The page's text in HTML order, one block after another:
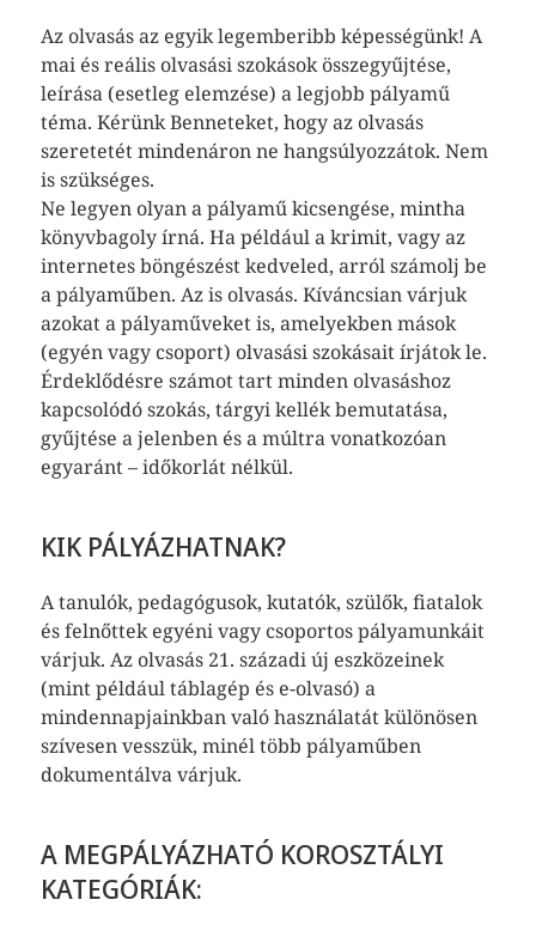
Az olvasás az egyik legemberibb képességünk! A
mai és reális olvasási szokások összegyűjtése,
leírása (esetleg elemzése) a legjobb pályamű
téma. Kérünk Benneteket, hogy az olvasás
szeretetét mindenáron ne hangsúlyozzátok. Nem
is szükséges.
Ne legyen olyan a pályamű kicsengése, mintha
könyvbagoly írná. Ha például a krimit, vagy az
internetes böngészést kedveled, arról számolj be
a pályaműben. Az is olvasás. Kíváncsian várjuk
azokat a pályaműveket is, amelyekben mások
(egyén vagy csoport) olvasási szokásait írjátok le.
Érdeklődésre számot tart minden olvasáshoz
kapcsolódó szokás, tárgyi kellék bemutatása,
gyűjtése a jelenben és a múltra vonatkozóan
egyaránt – időkorlát nélkül.
KIK PÁLYÁZHATNAK?
A tanulók, pedagógusok, kutatók, szülők, fiatalok
és felnőttek egyéni vagy csoportos pályamunkáit
várjuk. Az olvasás 21. századi új eszközeinek
(mint például táblagép és e-olvasó) a
mindennapjainkban való használatát különösen
szívesen vesszük, minél több pályaműben
dokumentálva várjuk.
A MEGPÁLYÁZHATÓ KOROSZTÁLYI
KATEGÓRIÁK: